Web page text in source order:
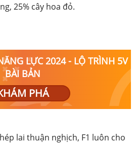
25% cây hoa đỏ.
LỰC 2024 - LỘ TRÌNH 5V
BÀI BẢN
PHÁ
lai thuận nghịch, F1 luôn cho